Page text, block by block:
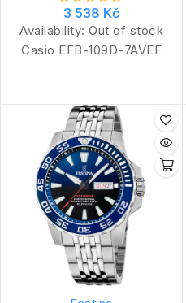
3 538 Kč
Availability: Out of stock
Casio EFB-109D-7AVEF